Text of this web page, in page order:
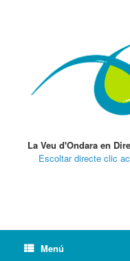
La Veu d'Ondara en
Escoltar directe clic
Menú